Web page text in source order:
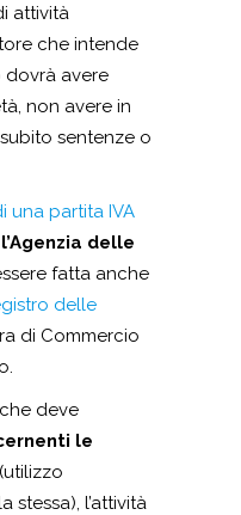
attività
che intende
dovrà avere
non avere in
sentenze o
una partita IVA
delle
fatta anche
delle
di Commercio
deve
le
(utilizzo
stessa), l’attività